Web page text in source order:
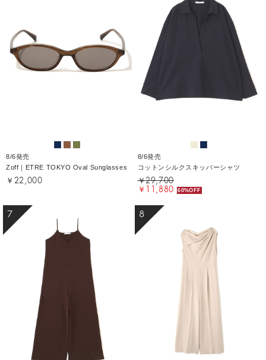
8/6発売
Zoff｜ETRE TOKYO Oval Sunglasses
￥22,000
8/6発売
コットンシルクスキッパーシャツ
￥29,700
￥11,880 60%OFF
7 8